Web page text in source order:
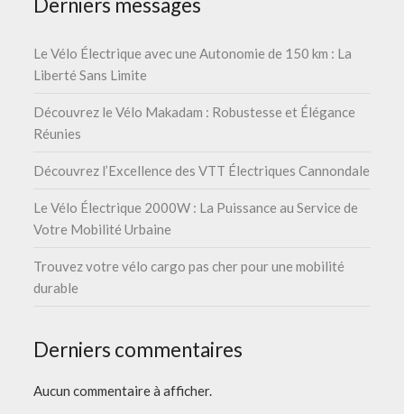
Le Vélo Électrique avec une Autonomie de 150 km : La
Liberté Sans Limite
Découvrez le Vélo Makadam : Robustesse et Élégance
Réunies
Découvrez l’Excellence des VTT Électriques Cannondale
Le Vélo Électrique 2000W : La Puissance au Service de
Votre Mobilité Urbaine
Trouvez votre vélo cargo pas cher pour une mobilité
durable
Derniers commentaires
Aucun commentaire à afficher.